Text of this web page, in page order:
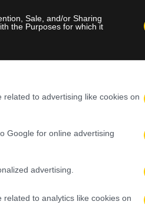
Sale, and/or Sharing
the Purposes for which it
to advertising like cookies on
Google for online advertising
advertising.
to analytics like cookies on